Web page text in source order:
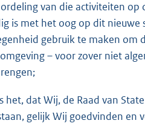
van die activiteiten op
is met het oog op dit nieuwe
gebruik te maken om
– voor zover niet
het, dat Wij, de Raad van
gelijk Wij goedvinden en